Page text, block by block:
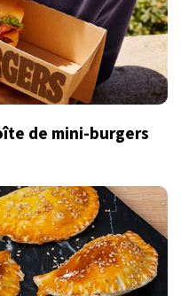
de mini-burgers